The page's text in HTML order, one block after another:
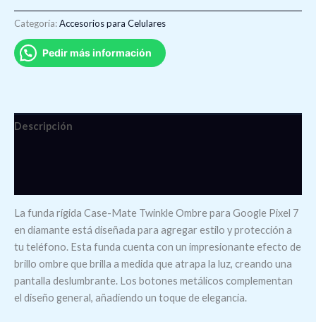
Categoría:Accesorios para Celulares
Pedir más información
Descripción
La funda rígida Case-Mate Twinkle Ombre para Google Pixel 7
en diamante está diseñada para agregar estilo y protección a
tu teléfono. Esta funda cuenta con un impresionante efecto de
brillo ombre que brilla a medida que atrapa la luz, creando una
pantalla deslumbrante. Los botones metálicos complementan
el diseño general, añadiendo un toque de elegancia.